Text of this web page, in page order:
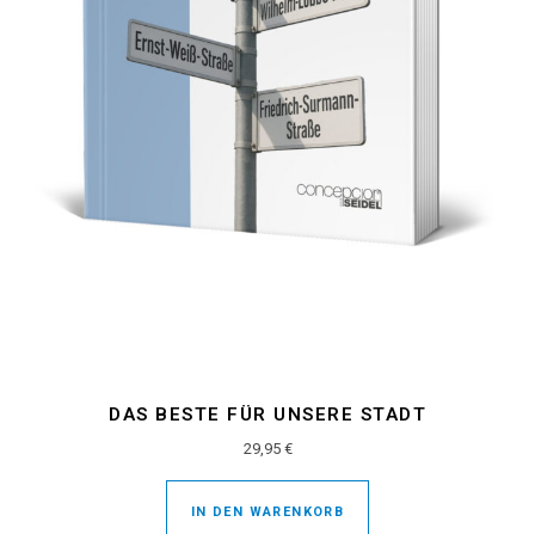
DAS BESTE FÜR UNSERE STADT
29,95 €
IN DEN WARENKORB